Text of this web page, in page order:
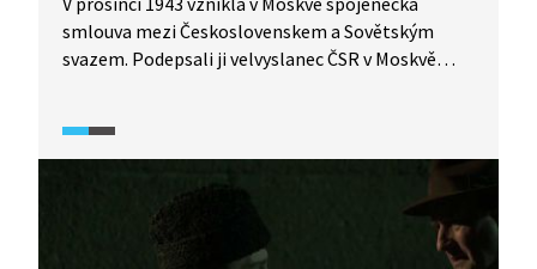
smlouva mezi Československem a Sovětským
svazem. Podepsali ji velvyslanec ČSR v Moskvě
Vissarionovič Stalin. Znamenala ortel